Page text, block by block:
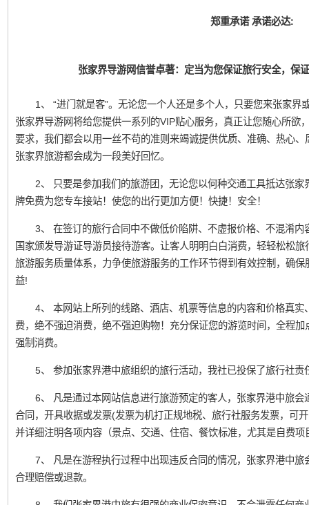
郑重承诺 承诺必达:
张家界导游网信誉卓著：定当为您保证旅行安全，保
1、 “进门就是客”。无论您一个人还是多个人，只要您来张家
张家界导游网将给您提供一系列的VIP贴心服务，真正让您随心所欲
要求，我们都会以用一丝不苟的准则来竭诚提供优质、准确、热心
张家界旅游都会成为一段美好回忆。
2、 只要是参加我们的旅游团，无论您以何种交通工具抵达张
牌免费为您专车接站！使您的出行更加方便！快捷！安全！
3、 在签订的旅行合同中不做低价陷阱、不虚报价格、不混淆
国家颁发导游证导游员接待游客。让客人明明白白消费，轻轻松松
旅游服务质量体系，力争使旅游服务的工作环节得到有效控制，确
益!
4、 本网站上所列的线路、酒店、机票等信息的内容和价格真
费，绝不强迫消费，绝不强迫购物！充分保证您的游览时间，全程
强制消费。
5、 参加张家界港中旅组织的旅行活动，我社已投保了旅行社责
6、 凡是通过本网站信息进行旅游预定的客人，张家界港中旅
合同，开具收据或发票(发票为机打正规地税、旅行社服务发票，可
并详细注明各项内容（景点、交通、住宿、餐饮标准，尤其是自费
7、 凡是在游程执行过程中出现违反合同的情况，张家界港中
合理赔偿或退款。